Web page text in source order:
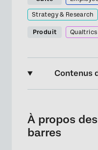
Strategy & Research
Produit Qualtrics
Contenus
Personnalisation
Moyennes mobiles
À propos
barres